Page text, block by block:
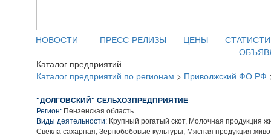
НОВОСТИ ПРЕСС-РЕЛИЗЫ ЦЕНЫ
Каталог предприятий
Каталог предприятий по регионам > Приволжский ФО РФ
"ДОЛГОВСКИЙ" СЕЛЬХОЗПРЕДПРИЯТИЕ
Регион: Пензенская область
Виды деятельности: Крупный рогатый скот, Молочная продукция
Свекла сахарная, Зернобобовые культуры, Мясная продукция